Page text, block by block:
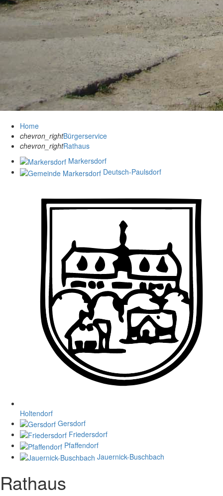
Home
chevron_rightBürgerservice
chevron_rightRathaus
Markersdorf
Deutsch-Paulsdorf
Holtendorf
Gersdorf
Friedersdorf
Pfaffendorf
Jauernick-Buschbach
Rathaus